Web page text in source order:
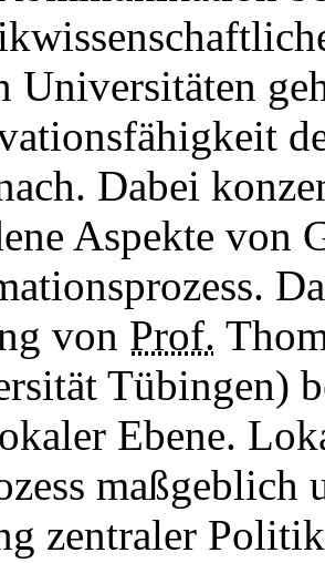
Universitäten
Dabei
Aspekte von
von Prof.
Tübingen)
Ebene.
maßgeblich
zentraler